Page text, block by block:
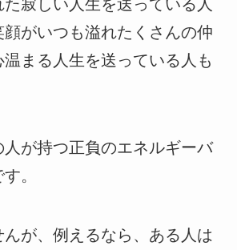
寂しい人生を送っている人
顔がいつも溢れたくさんの仲
まる人生を送っている人も
が持つ正負のエネルギーバ
。
が、例えるなら、ある人は